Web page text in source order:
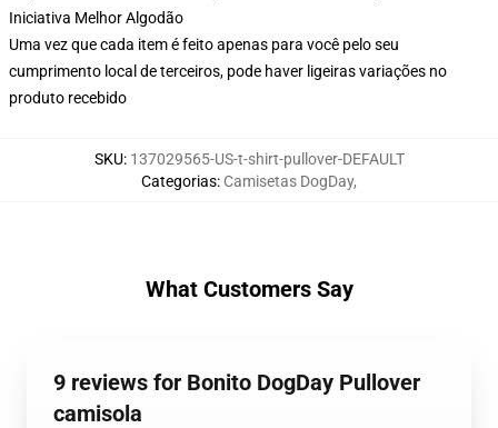
Iniciativa Melhor Algodão
Uma vez que cada item é feito apenas para você pelo seu
cumprimento local de terceiros, pode haver ligeiras variações no
produto recebido
SKU: 137029565-US-t-shirt-pullover-DEFAULT
Categorias: Camisetas DogDay,
What Customers Say
9 reviews for Bonito DogDay Pullover
camisola